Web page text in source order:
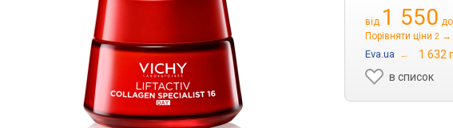
від 1 550 до
Порівняти ціни 2 →
Eva.ua → 1 632
в список